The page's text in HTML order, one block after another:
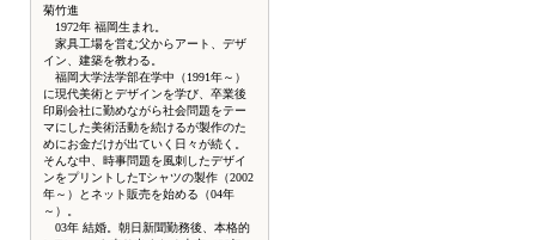
菊竹進
1972年 福岡生まれ。
家具工場を営む父からアート、デザ
イン、建築を教わる。
福岡大学法学部在学中（1991年～）
に現代美術とデザインを学び、卒業後
印刷会社に勤めながら社会問題をテー
マにした美術活動を続けるが製作のた
めにお金だけが出ていく日々が続く。
そんな中、時事問題を風刺したデザイ
ンをプリントしたTシャツの製作（2002
年～）とネット販売を始める（04年
～）。
03年 結婚。朝日新聞勤務後、本格的